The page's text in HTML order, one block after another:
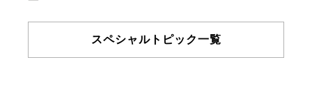
スペシャルトピック一覧